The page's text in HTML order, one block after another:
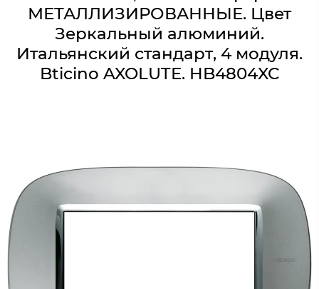
МЕТАЛЛИЗИРОВАННЫЕ. Цвет
Зеркальный алюминий.
Итальянский стандарт, 4 модуля.
Bticino AXOLUTE. HB4804XC